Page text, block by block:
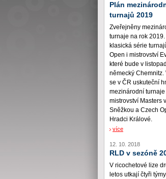
Plán
turnajů 2019
Zveřejněny
turnaje na rok
klasická série
Open i mistrovství
které bude v
německý Chemnitz.
se v ČR uskuteční
mezinárodní turnaje
mistrovství Masters
Sněžkou a Czech
Hradci Králové.
více
12. 10. 2018
RLD v sezóně
V ricochetové lize
letos utkají čtyři